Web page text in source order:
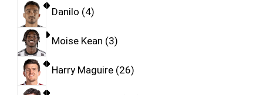
Danilo 4
Moise Kean 3
Harry Maguire 26